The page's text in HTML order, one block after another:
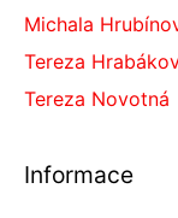
Michala
Tereza
Tereza Novotná
Informace